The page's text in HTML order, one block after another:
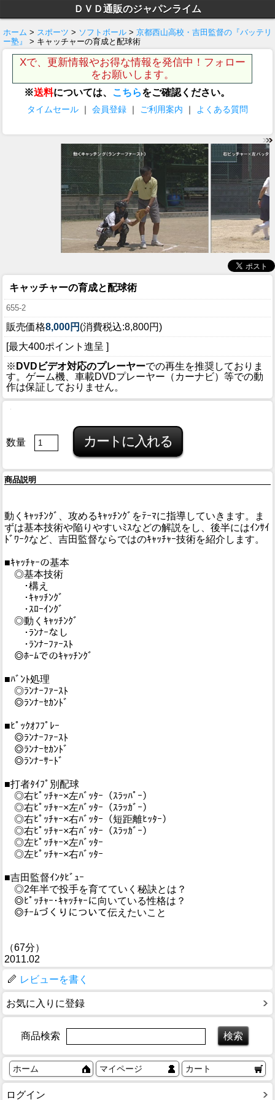
ＤＶＤ通販のジャパンライム
ホーム > スポーツ > ソフトボール > 京都西山高校・吉田監督の『バッテリ
ー塾』
> キャッチャーの育成と配球術
Xで、更新情報やお得な情報を発信中！フォロー
をお願いします。
※送料については、 こちらをご確認ください。
タイムセール ｜ 会員登録 ｜ ご利用案内 ｜ よくある質問
キャッチャーの育成と配球術
655-2
販売価格8,000円 (消費税込:8,800円)
[最大400ポイント進呈 ]
※ DVDビデオ対応のプレーヤーでの再生を推奨しておりま
す。ゲーム機、車載DVDプレーヤー（カーナビ）等での動
作は保証しておりません。
数量
商品説明
動くｷｬｯﾁﾝｸﾞ、攻めるｷｬｯﾁﾝｸﾞをﾃｰﾏに指導していきます。ま
ずは基本技術や陥りやすいﾐｽなどの解説をし、後半にはｲﾝｻｲ
ﾄﾞﾜｰｸなど、吉田監督ならではのｷｬｯﾁｬｰ技術を紹介します。
■ｷｬｯﾁｬｰの基本
◎基本技術
･構え
･ｷｬｯﾁﾝｸﾞ
･ｽﾛｰｲﾝｸﾞ
◎動くｷｬｯﾁﾝｸﾞ
･ﾗﾝﾅｰなし
･ﾗﾝﾅｰﾌｧｰｽﾄ
◎ﾎｰﾑでのｷｬｯﾁﾝｸﾞ
■ﾊﾞﾝﾄ処理
◎ﾗﾝﾅｰﾌｧｰｽﾄ
◎ﾗﾝﾅｰｾｶﾝﾄﾞ
■ﾋﾟｯｸｵﾌﾌﾟﾚｰ
◎ﾗﾝﾅｰﾌｧｰｽﾄ
◎ﾗﾝﾅｰｾｶﾝﾄﾞ
◎ﾗﾝﾅｰｻｰﾄﾞ
■打者ﾀｲﾌﾟ別配球
◎右ﾋﾟｯﾁｬｰ×左ﾊﾞｯﾀｰ（ｽﾗｯﾊﾟｰ）
◎右ﾋﾟｯﾁｬｰ×左ﾊﾞｯﾀｰ（ｽﾗｯｶﾞｰ）
◎右ﾋﾟｯﾁｬｰ×右ﾊﾞｯﾀｰ（短距離ﾋｯﾀｰ）
◎右ﾋﾟｯﾁｬｰ×右ﾊﾞｯﾀｰ（ｽﾗｯｶﾞｰ）
◎左ﾋﾟｯﾁｬｰ×左ﾊﾞｯﾀｰ
◎左ﾋﾟｯﾁｬｰ×右ﾊﾞｯﾀｰ
■吉田監督ｲﾝﾀﾋﾞｭｰ
◎2年半で投手を育てていく秘訣とは？
◎ﾋﾟｯﾁｬｰ･ｷｬｯﾁｬｰに向いている性格は？
◎ﾁｰﾑづくりについて伝えたいこと
（67分）
2011.02
レビューを書く
お気に入りに登録
商品検索
ホーム マイページ カート
ログイン